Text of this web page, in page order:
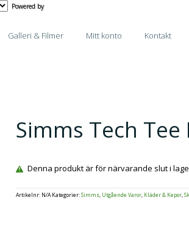
Powered by
Galleri & Filmer Mitt konto Kontakt
Simms Tech Tee
Denna produkt är för närvarande slut i
Artikelnr: N/A Kategorier:Simms, Utgående Varor, Kläder & Kepor,